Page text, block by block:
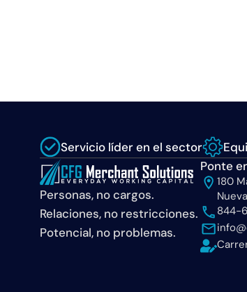
Servicio líder en el sector
Personas, no cargos.
Relaciones, no restricciones.
Potencial, no problemas.
Ponte
180
844-